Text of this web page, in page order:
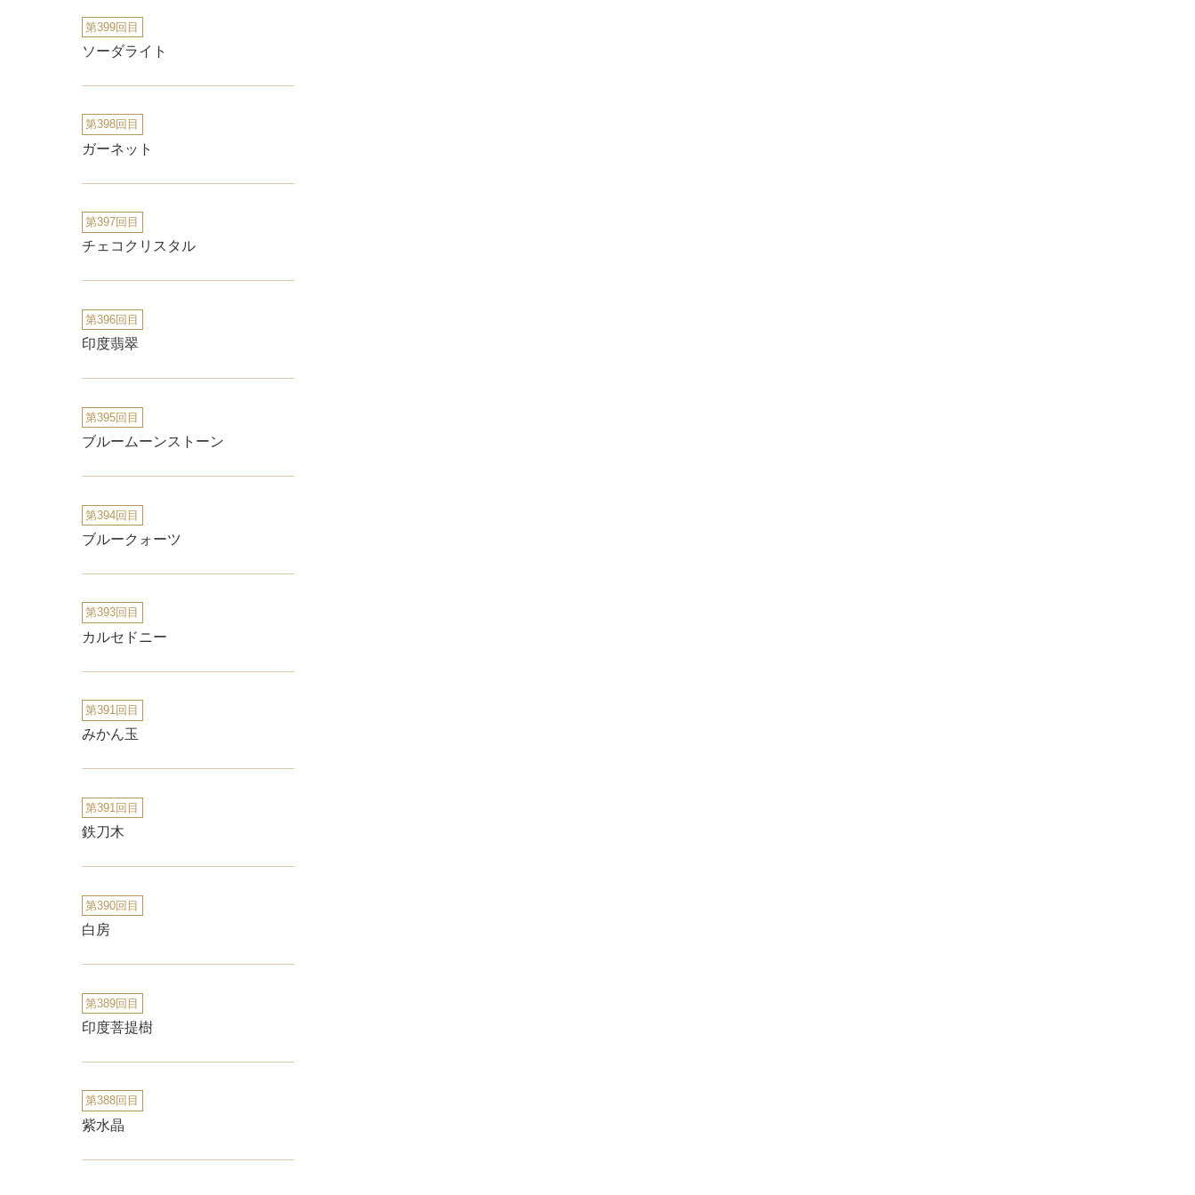
第399回目
ソーダライト
第398回目
ガーネット
第397回目
チェコクリスタル
第396回目
印度翡翠
第395回目
ブルームーンストーン
第394回目
ブルークォーツ
第393回目
カルセドニー
第391回目
みかん玉
第391回目
鉄刀木
第390回目
白房
第389回目
印度菩提樹
第388回目
紫水晶